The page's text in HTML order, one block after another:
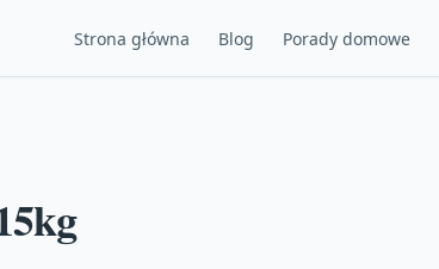
Strona główna Blog Porady domowe